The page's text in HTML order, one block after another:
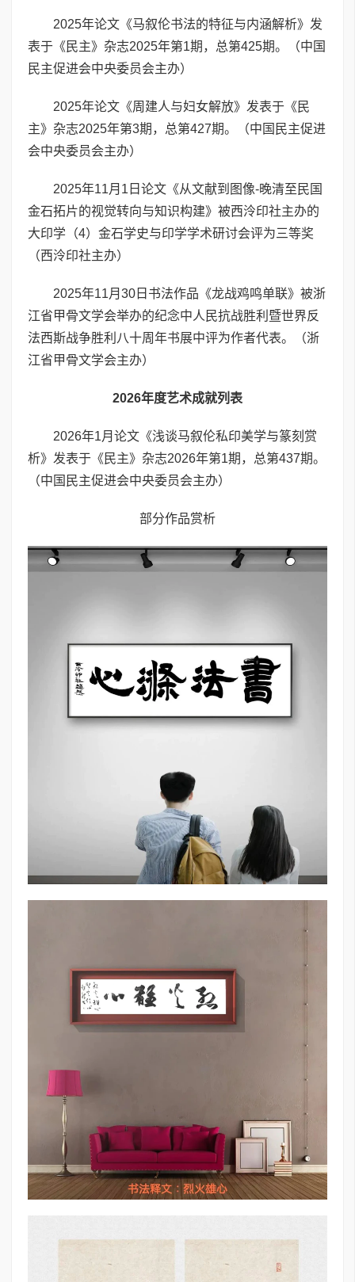
2025年论文《马叙伦书法的特征与内涵解析》发
表于《民主》杂志2025年第1期，总第425期。（中国
民主促进会中央委员会主办）
2025年论文《周建人与妇女解放》发表于《民
主》杂志2025年第3期，总第427期。（中国民主促进
会中央委员会主办）
2025年11月1日论文《从文献到图像-晚清至民国
金石拓片的视觉转向与知识构建》被西泠印社主办的
大印学（4）金石学史与印学学术研讨会评为三等奖
（西泠印社主办）
2025年11月30日书法作品《龙战鸡鸣单联》被浙
江省甲骨文学会举办的纪念中人民抗战胜利暨世界反
法西斯战争胜利八十周年书展中评为作者代表。（浙
江省甲骨文学会主办）
2026年度艺术成就列表
2026年1月论文《浅谈马叙伦私印美学与篆刻赏
析》发表于《民主》杂志2026年第1期，总第437期。
（中国民主促进会中央委员会主办）
部分作品赏析